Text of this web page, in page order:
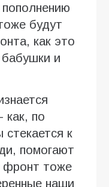
будут
как это
и
как, по
стекается к
помогают
фронт тоже
наши